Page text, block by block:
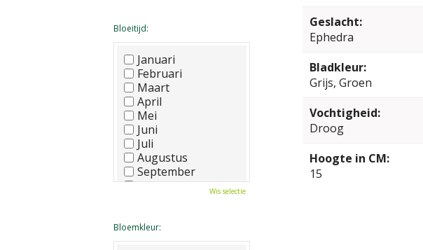
Geslacht:
Ephedra
Bladkleur:
Grijs, Groen
Vochtigheid:
Droog
Hoogte in CM:
15
Bloeitijd:
Januari
Februari
Maart
April
Mei
Juni
Juli
Augustus
September
Oktober
Wis selectie
Bloemkleur: